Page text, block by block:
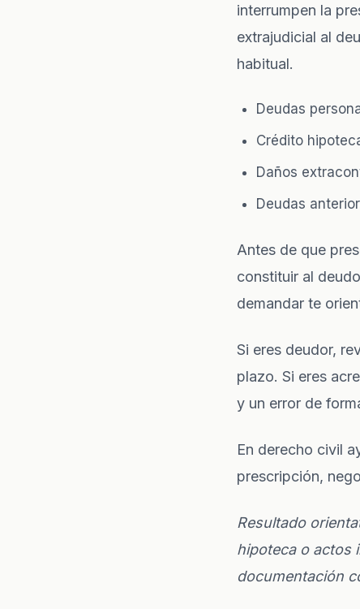
interrumpen la
extrajudicial al
habitual.
Deudas
Crédito
Daños
Deudas
Antes de que
constituir al
demandar te
Si eres deudor,
plazo. Si eres
y un error de
En derecho civil
prescripción,
Resultado
hipoteca o actos
documentación